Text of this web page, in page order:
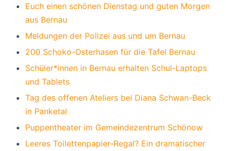
Euch einen schönen Dienstag und guten Morgen
aus Bernau
Meldungen der Polizei aus und um Bernau
200 Schoko-Osterhasen für die Tafel Bernau
Schüler*innen in Bernau erhalten Schul-Laptops
und Tablets
Tag des offenen Ateliers bei Diana Schwan-Beck
in Panketal
Puppentheater im Gemeindezentrum Schönow
Leeres Toilettenpapier-Regal? Ein dramatischer